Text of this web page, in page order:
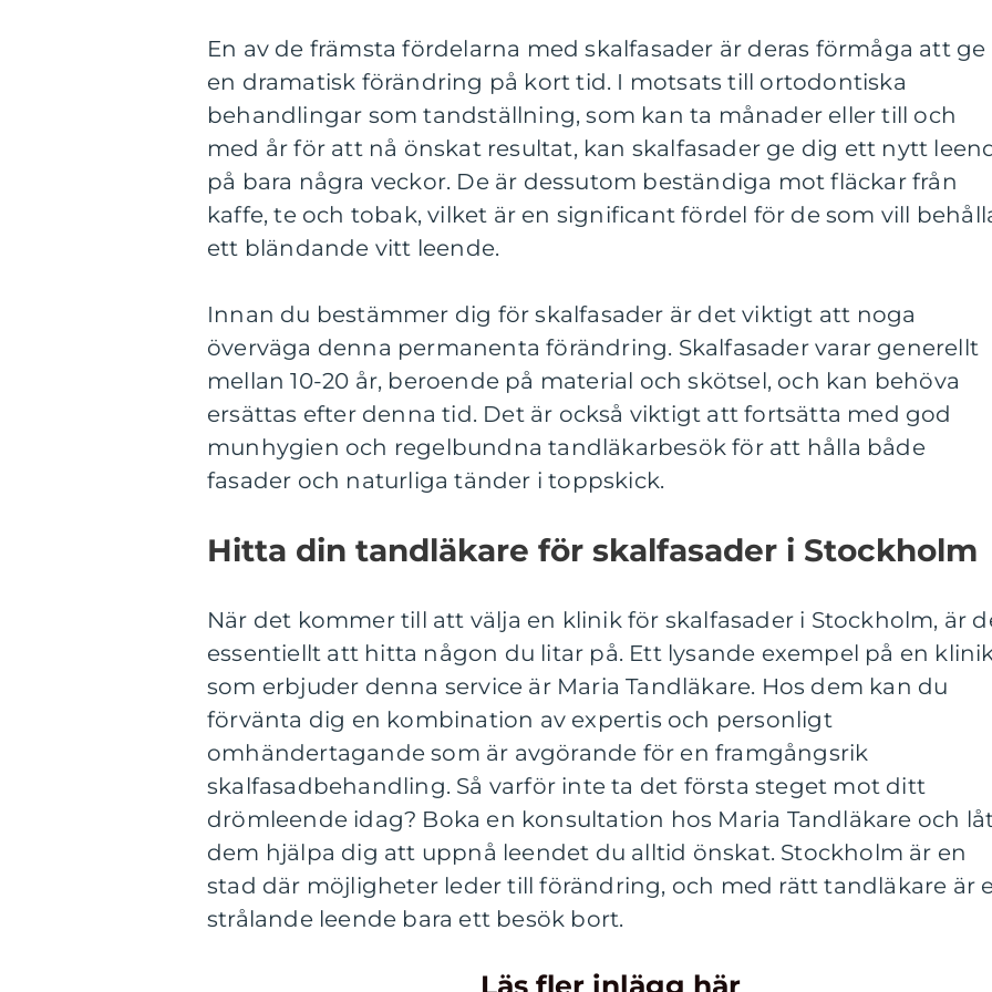
En av de främsta fördelarna med skalfasader är deras förmåga att ge
en dramatisk förändring på kort tid. I motsats till ortodontiska
behandlingar som tandställning, som kan ta månader eller till och
med år för att nå önskat resultat, kan skalfasader ge dig ett nytt
på bara några veckor. De är dessutom beständiga mot fläckar från
kaffe, te och tobak, vilket är en significant fördel för de som vill
ett bländande vitt leende.
Innan du bestämmer dig för skalfasader är det viktigt att noga
överväga denna permanenta förändring. Skalfasader varar generellt
mellan 10-20 år, beroende på material och skötsel, och kan behöva
ersättas efter denna tid. Det är också viktigt att fortsätta med god
munhygien och regelbundna tandläkarbesök för att hålla både
fasader och naturliga tänder i toppskick.
Hitta din tandläkare för skalfasader i Stockholm
När det kommer till att välja en klinik för skalfasader i Stockholm, är
essentiellt att hitta någon du litar på. Ett lysande exempel på en
som erbjuder denna service är Maria Tandläkare. Hos dem kan du
förvänta dig en kombination av expertis och personligt
omhändertagande som är avgörande för en framgångsrik
skalfasadbehandling. Så varför inte ta det första steget mot ditt
drömleende idag? Boka en konsultation hos Maria Tandläkare och
dem hjälpa dig att uppnå leendet du alltid önskat. Stockholm är en
stad där möjligheter leder till förändring, och med rätt tandläkare är
strålande leende bara ett besök bort.
Läs fler inlägg här